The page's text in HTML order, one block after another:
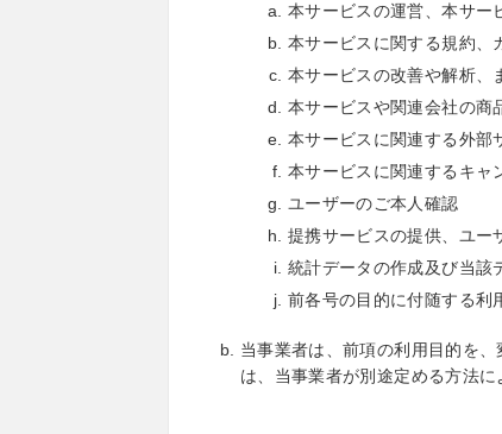
本サービスの運営、本サー
本サービスに関する規約、
本サービスの改善や解析、
本サービスや関連会社の商
本サービスに関連する外部
本サービスに関連するキャ
ユーザーのご本人確認
提携サービスの提供、ユー
統計データの作成及び当該
前各号の目的に付随する利
当事業者は、前項の利用目的を
は、当事業者が別途定める方法に